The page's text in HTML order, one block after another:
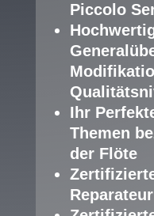
Piccolo
Ihr
Themen
der Flöte
Reparateur